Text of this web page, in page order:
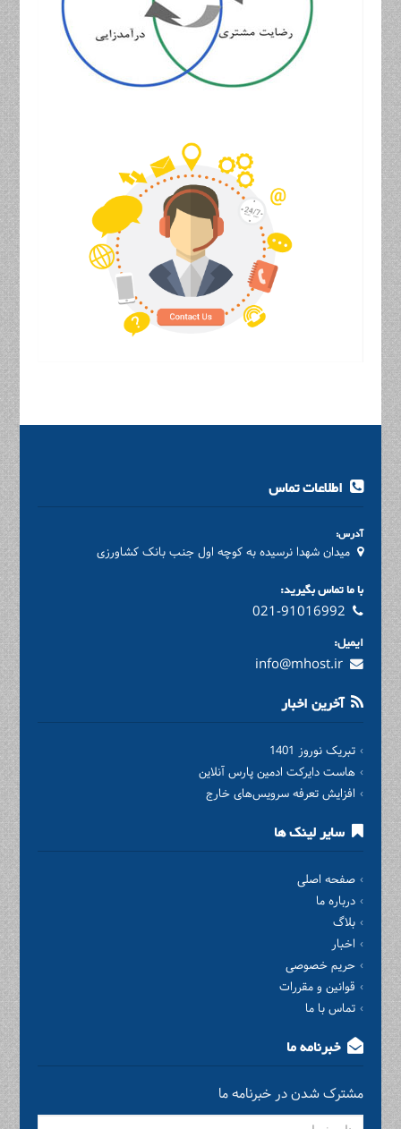
اطلاعات تماس
آدرس:
میدان شهدا نرسیده به کوچه اول جنب بانک کشاورزی
با ما تماس بگیرید:
021-91016992
ایمیل:
info@mhost.ir
آخرین اخبار
تبریک نوروز 1401
هاست دایرکت ادمین پارس آنلاین
افزایش تعرفه سرویس‌های خارج
سایر لینک ها
صفحه اصلی
درباره ما
بلاگ
اخبار
حریم خصوصی
قوانین و مقررات
تماس با ما
خبرنامه ما
مشترک شدن در خبرنامه ما